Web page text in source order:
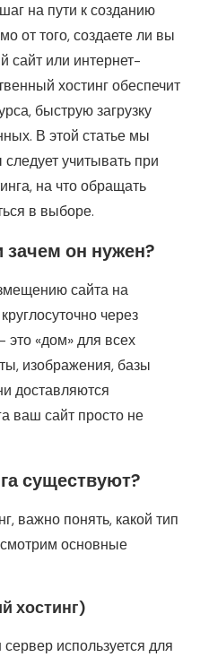
на пути к созданию
от того, создаете ли вы
сайт или интернет-
хостинг обеспечит
быструю загрузку
В этой статье мы
учитывать при
на что обращать
в выборе.
зачем он нужен?
сайта на
через
это «дом» для всех
изображения, базы
доставляются
ваш сайт просто не
существуют?
важно понять, какой тип
основные
хостинг)
используется для